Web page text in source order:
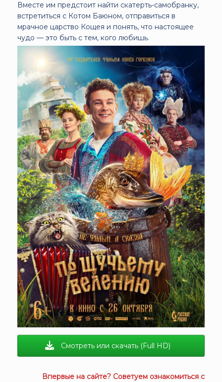
Вместе им предстоит найти скатерть-самобранку,
встретиться с Котом Баюном, отправиться в
мрачное царство Кощея и понять, что настоящее
чудо — это быть с тем, кого любишь.
Смотреть или скачать (Full HD)
Впервые на сайте? Советуем ознакомиться с